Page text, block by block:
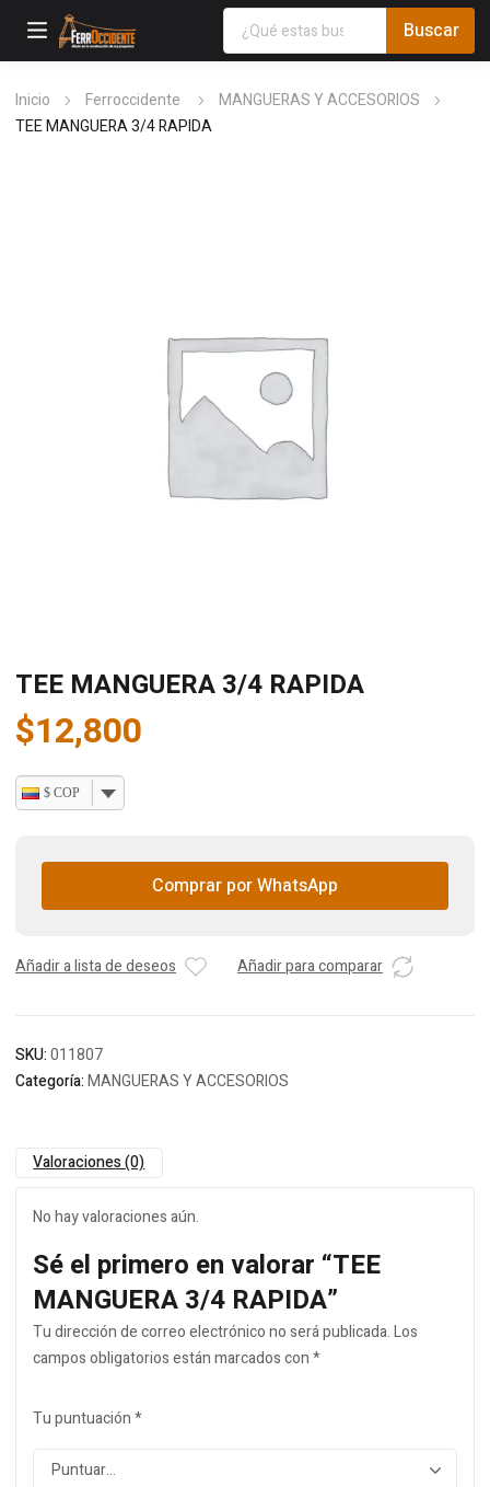
Inicio Ferroccidente
MANGUERAS Y ACCESORIOS
TEE MANGUERA 3/4 RAPIDA
TEE MANGUERA 3/4 RAPIDA
$12,800
$ COP
Comprar por WhatsApp
Añadir a lista de deseos Añadir para comparar
SKU:011807
Categoría:MANGUERAS Y ACCESORIOS
Valoraciones (0)
No hay valoraciones aún.
Sé el primero en valorar “TEE
MANGUERA 3/4 RAPIDA”
Tu dirección de correo electrónico no será publicada.Los
campos obligatorios están marcados con*
Tu puntuación*